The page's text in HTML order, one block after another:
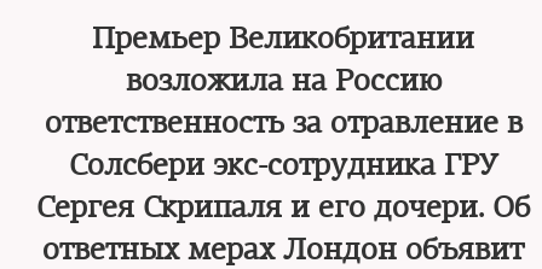
Премьер Великобритании
возложила на Россию
ответственность за отравление в
Солсбери экс-сотрудника ГРУ
Сергея Скрипаля и его дочери. Об
ответных мерах Лондон объявит